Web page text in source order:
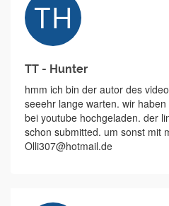
TT - Hunter
hmm ich bin der autor des
seeehr lange warten. wir
bei youtube hochgeladen. der
schon submitted. um sonst mit
Olli307@hotmail.de